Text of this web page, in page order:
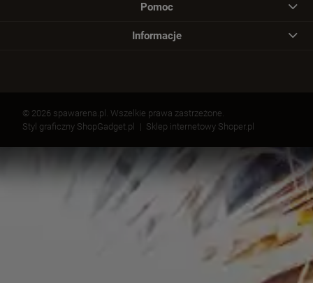
Pomoc
Informacje
© 2026 spawarena.pl. Wszelkie prawa zastrzeżone.
Styl graficzny ShopGadget.pl
Sklep internetowy Shoper.pl